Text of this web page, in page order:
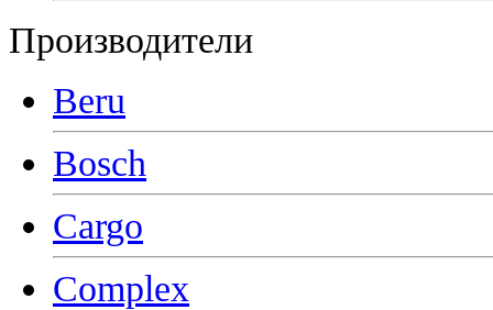
Производители
Beru
Bosch
Cargo
Complex